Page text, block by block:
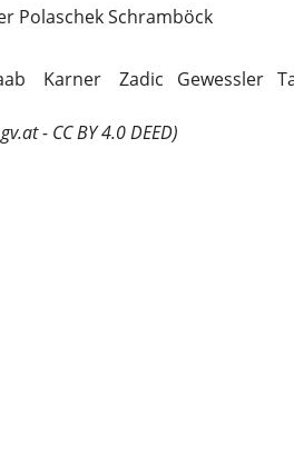
Polaschek Schramböck
Karner Zadic Gewessler
- CC BY 4.0 DEED)